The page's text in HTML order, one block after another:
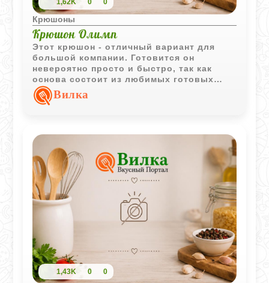
1,62K 0 0
Крюшоны
Крюшон Олимп
Этот крюшон - отличный вариант для
большой компании. Готовится он
невероятно просто и быстро, так как
основа состоит из любимых готовых
компотов, вина и лимонада. Получается
легкий, в меру сладкий и очень
согревающим эффектом от коньяка.
Вилка
1,43K 0 0